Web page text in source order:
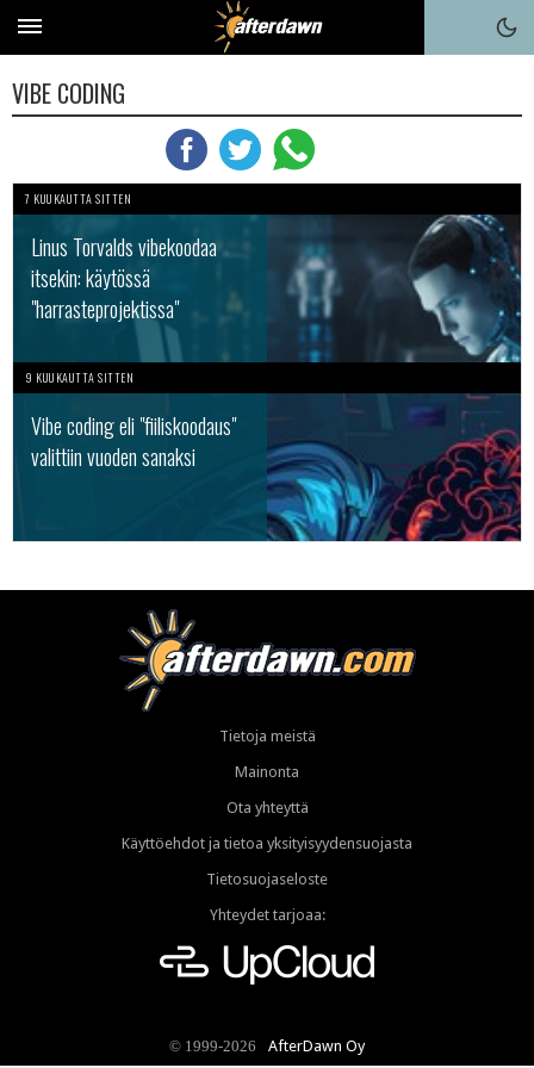
VIBE CODING
7 KUUKAUTTA SITTEN
Linus Torvalds vibekoodaa
itsekin: käytössä
"harrasteprojektissa"
9 KUUKAUTTA SITTEN
Vibe coding eli "fiiliskoodaus"
valittiin vuoden sanaksi
Tietoja meistä
Mainonta
Ota yhteyttä
Käyttöehdot ja tietoa yksityisyydensuojasta
Tietosuojaseloste
Yhteydet tarjoaa:
© 1999-2026 AfterDawn Oy